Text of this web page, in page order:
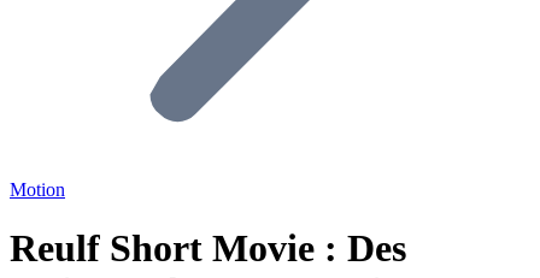
Motion
Reulf Short Movie : Des